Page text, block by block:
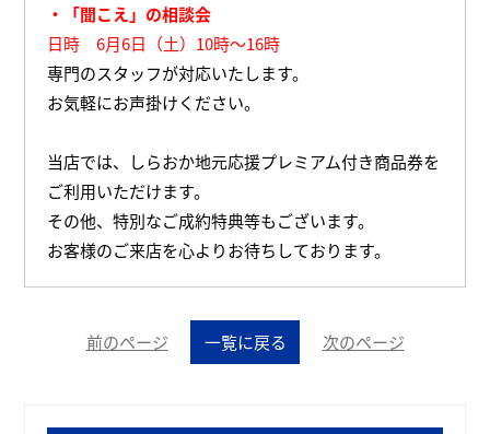
・「聞こえ」の相談会
日時 6月6日（土）10時～16時
専門のスタッフが対応いたします。
お気軽にお声掛けください。
当店では、しらおか地元応援プレミアム付き商品券を
ご利用いただけます。
その他、特別なご成約特典等もございます。
お客様のご来店を心よりお待ちしております。
前のページ 一覧に戻る 次のページ